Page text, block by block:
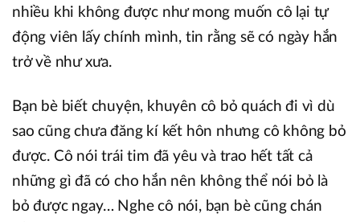
nhiều khi không được như mong muốn cô lại tự
động viên lấy chính mình, tin rằng sẽ có ngày hắn
trở về như xưa.
Bạn bè biết chuyện, khuyên cô bỏ quách đi vì dù
sao cũng chưa đăng kí kết hôn nhưng cô không bỏ
được. Cô nói trái tim đã yêu và trao hết tất cả
những gì đã có cho hắn nên không thể nói bỏ là
bỏ được ngay… Nghe cô nói, bạn bè cũng chán